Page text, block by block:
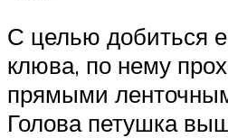
С целью добиться
клюва, по нему
прямыми
Голова петушка